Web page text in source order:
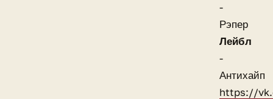
-
Рэпер
Лейбл
-
Антихайп
https://